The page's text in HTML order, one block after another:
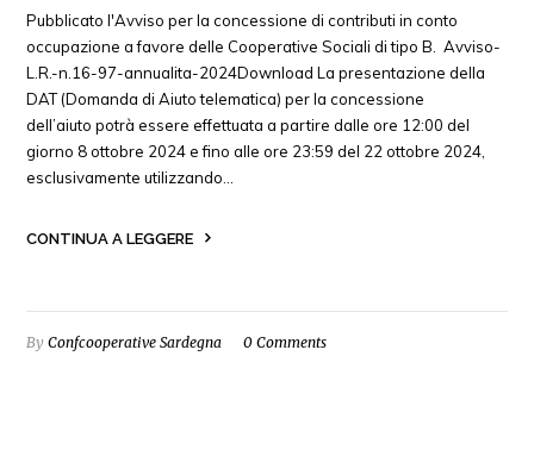
Pubblicato l'Avviso per la concessione di contributi in conto
occupazione a favore delle Cooperative Sociali di tipo B. Avviso-
L.R.-n.16-97-annualita-2024Download La presentazione della
DAT (Domanda di Aiuto telematica) per la concessione
dell’aiuto potrà essere effettuata a partire dalle ore 12:00 del
giorno 8 ottobre 2024 e fino alle ore 23:59 del 22 ottobre 2024,
esclusivamente utilizzando…
CONTINUA A LEGGERE
ByConfcooperative Sardegna 0 Comments